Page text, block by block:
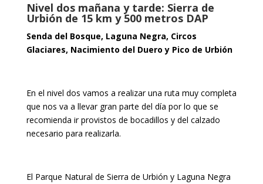
Nivel dos mañana y tarde: Sierra de
Urbión de 15 km y 500 metros DAP
Senda del Bosque, Laguna Negra, Circos
Glaciares, Nacimiento del Duero y Pico de Urbión
En el nivel dos vamos a realizar una ruta muy completa
que nos va a llevar gran parte del día por lo que se
recomienda ir provistos de bocadillos y del calzado
necesario para realizarla.
El Parque Natural de Sierra de Urbión y Laguna Negra